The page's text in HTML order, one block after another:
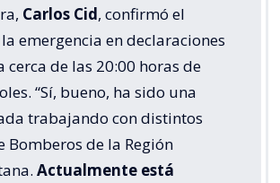
Carlos Cid, confirmó el
emergencia en declaraciones
cerca de las 20:00 horas de
“Sí, bueno, ha sido una
trabajando con distintos
Bomberos de la Región
Actualmente está